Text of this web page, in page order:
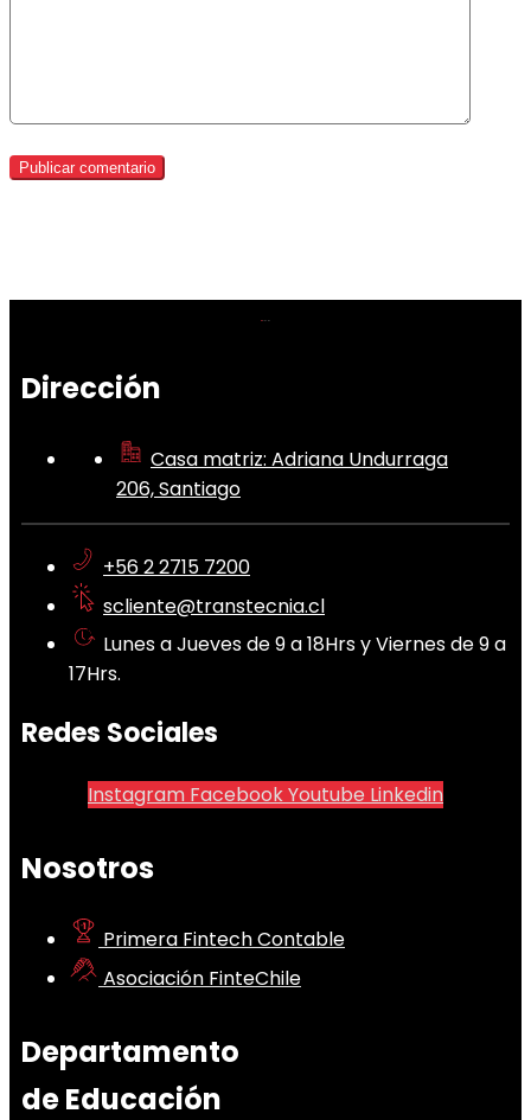
Dirección
Casa matriz: Adriana Undurraga
206, Santiago
+56 2 2715 7200
scliente@transtecnia.cl
Lunes a Jueves de 9 a 18Hrs y Viernes de 9 a
17Hrs.
Redes Sociales
Instagram FacebookYoutube Linkedin
Nosotros
Primera Fintech Contable
Asociación FinteChile
Departamento
de Educación